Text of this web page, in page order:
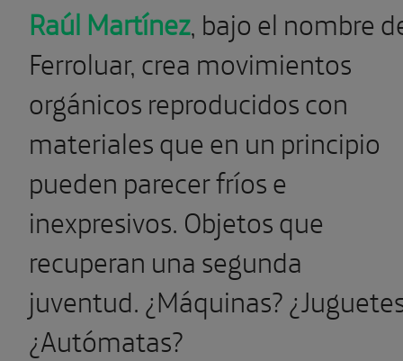
Raúl Martínez, bajo el nombre
Ferroluar, crea movimientos
orgánicos reproducidos con
materiales que en un principio
pueden parecer fríos e
inexpresivos. Objetos que
recuperan una segunda
juventud. ¿Máquinas?
¿Autómatas?